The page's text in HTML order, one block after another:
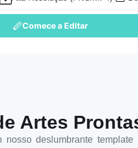
Comece a Editar
Artes
deslumbrante